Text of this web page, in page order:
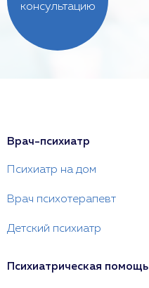
консультацию
Врач-психиатр
Психиатр на дом
Врач психотерапевт
Детский психиатр
Психиатрическая помощь